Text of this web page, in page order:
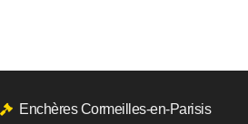
Enchères Cormeilles-en-Parisis